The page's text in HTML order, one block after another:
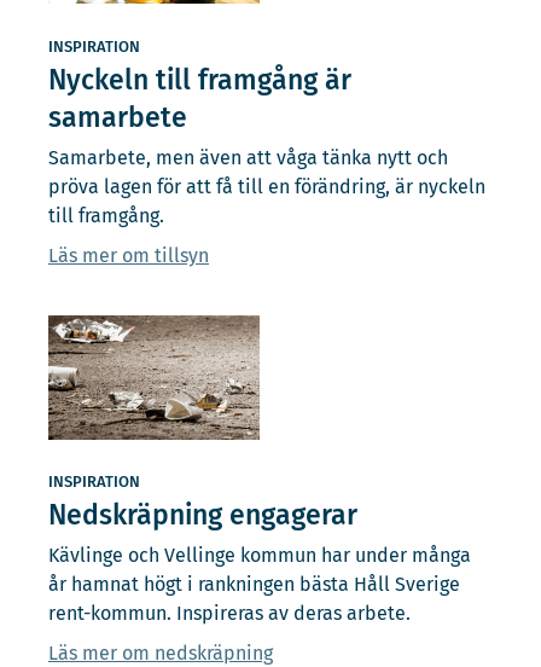
INSPIRATION
Nyckeln till framgång är
samarbete
Samarbete, men även att våga tänka nytt och
pröva lagen för att få till en förändring, är nyckeln
till framgång.
Läs mer om tillsyn
INSPIRATION
Nedskräpning engagerar
Kävlinge och Vellinge kommun har under många
år hamnat högt i rankningen bästa Håll Sverige
rent-kommun. Inspireras av deras arbete.
Läs mer om nedskräpning